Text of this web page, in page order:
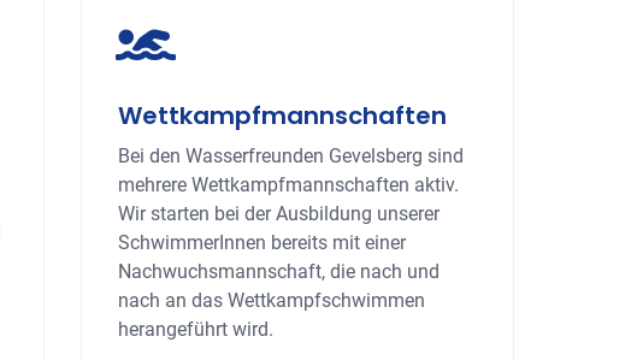
Wettkampf­mannschaften
Bei den Wasserfreunden Gevelsberg sind
mehrere Wettkampfmannschaften aktiv.
Wir starten bei der Ausbildung unserer
SchwimmerInnen bereits mit einer
Nachwuchsmannschaft, die nach und
nach an das Wettkampfschwimmen
herangeführt wird.